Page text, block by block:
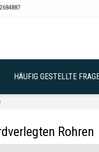
HÄUFIG GESTELLTE
Rohren